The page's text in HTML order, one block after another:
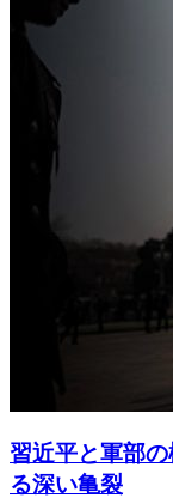
習近平と軍部
る深い亀裂